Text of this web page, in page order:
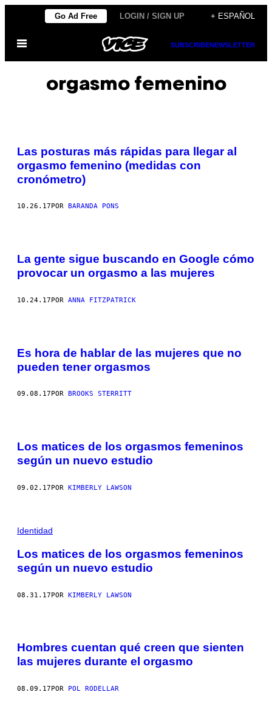
contenido
Go Ad Free LOGIN / SIGN UP + ESPAÑOL
Abrir
SUBSCRIBENEWSLETTER
orgasmo femenino
Las posturas más rápidas para llegar al
orgasmo femenino (medidas con
cronómetro)
10.26.17 POR BARANDA PONS
La gente sigue buscando en Google cómo
provocar un orgasmo a las mujeres
10.24.17POR ANNA FITZPATRICK
Es hora de hablar de las mujeres que no
pueden tener orgasmos
09.08.17 POR BROOKS STERRITT
Los matices de los orgasmos femeninos
según un nuevo estudio
09.02.17POR KIMBERLY LAWSON
Identidad
Los matices de los orgasmos femeninos
según un nuevo estudio
08.31.17POR KIMBERLY LAWSON
Hombres cuentan qué creen que sienten
las mujeres durante el orgasmo
08.09.17 POR POL RODELLAR